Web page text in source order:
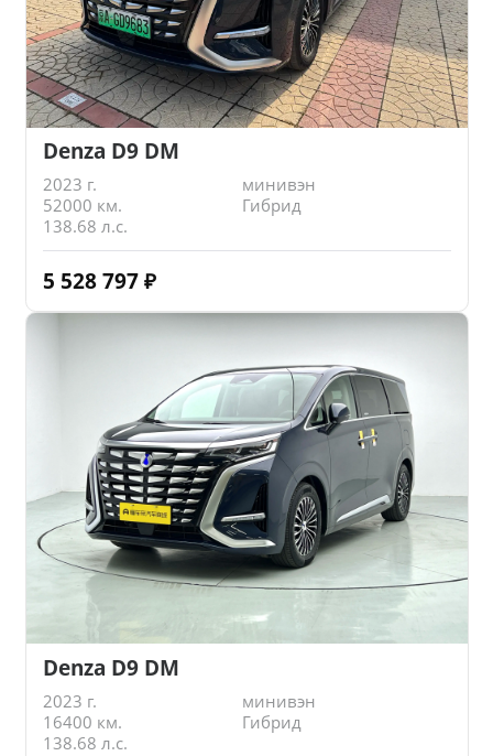
Denza D9 DM
2023 г.
минивэн
52000 км.
Гибрид
138.68 л.с.
5 528 797 ₽
Denza D9 DM
2023 г.
минивэн
16400 км.
Гибрид
138.68 л.с.